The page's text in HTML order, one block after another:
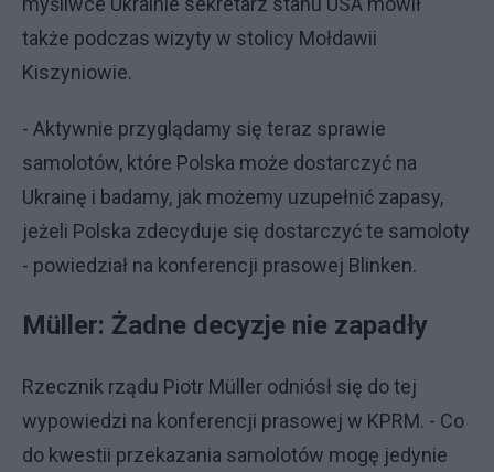
także podczas wizyty w stolicy Mołdawii
Kiszyniowie.
- Aktywnie przyglądamy się teraz sprawie
samolotów, które Polska może dostarczyć na
Ukrainę i badamy, jak możemy uzupełnić zapasy,
jeżeli Polska zdecyduje się dostarczyć te samoloty
- powiedział na konferencji prasowej Blinken.
Müller: Żadne decyzje nie zapadły
Rzecznik rządu Piotr Müller odniósł się do tej
wypowiedzi na konferencji prasowej w KPRM. - Co
do kwestii przekazania samolotów mogę jedynie